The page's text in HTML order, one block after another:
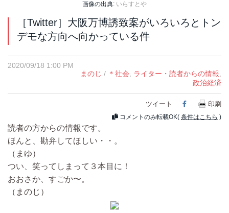
画像の出典: いらすとや
［Twitter］大阪万博誘致案がいろいろとトン
デモな方向へ向かっている件
2020/09/18 1:00 PM
まのじ / ＊社会, ライター・読者からの情報,
政治経済
ツイート Facebook
印刷
コメントのみ転載OK( 条件はこちら )
読者の方からの情報です。
ほんと、勘弁してほしい・・。
（まゆ）
つい、笑ってしまって３本目に！
おおさか、すごか〜。
（まのじ）